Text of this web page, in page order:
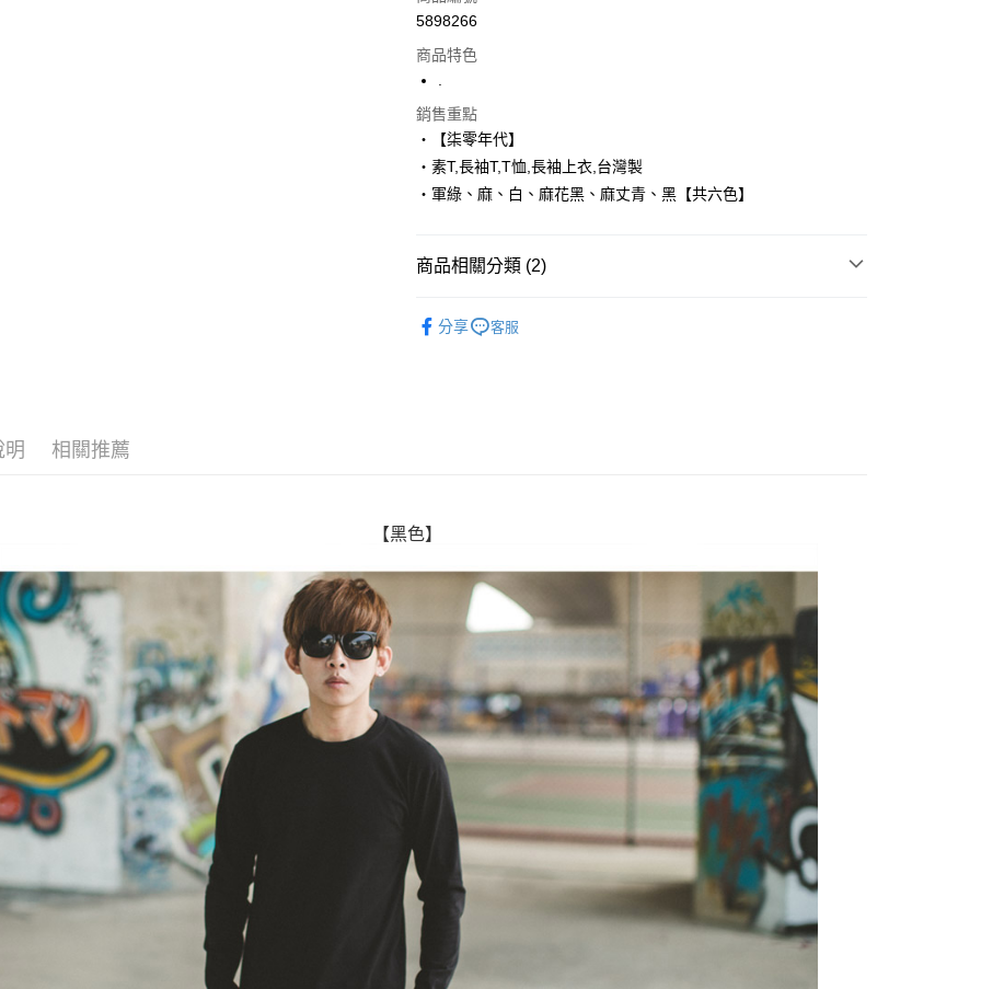
Apple Pay
悠遊付
AFTEE先享後付
【關於「AFTEE先享後付」】
３．收到繳費通知簡訊後14天內，點擊此簡訊中的連結，可透過四大超商
※ 請注意：結帳手續完成當下不需立刻繳費，但若您需要取消訂單，請聯
絡購買商品的店家。未經商家同意取消之訂單仍視為有效，需透過AFTEE
先享後付繳納相關費用。
※ 交易是否成功請以「AFTEE先享後付 」之結帳頁面顯示為準，若有關於
是否繳費成功／繳費後需取消欲退款等相關疑問，請聯繫「AFTEE先享後
付客戶支援中心」
https://netprotections.freshdesk.com/support/home
【注意事項】
１．透過由恩沛科技股份有限公司提供之「AFTEE先享後付」服務完成之
交易，需依本服務之必要範圍內提供個人資料，並將交易相關給付款項請
求債權轉讓予恩沛科技股份有限公司。
２．關於個人資料處理事宜，請瀏覽以下網址：
https://aftee.tw/terms/#terms3
３．未成年的使用者請事先徵得法定代理人或監護人之同意方可使用
「AFTEE先享後付」，若未經同意申辦者引起之損失，本公司不負相關責
４．使用「AFTEE先享後付」時，將依據個別帳號之用戶狀況，依本公司
即時審查核予不同之上限額度；若仍有額度不足之情形，本公司將視審查
５．嚴禁一人註冊多個帳號或使用他人資訊註冊。若發現惡意使用之情
形，恩沛科技股份有限公司將有權停止該用戶之使用額度並採取法律行
ATM付款
7-11付款取貨
每筆NT$80，滿NT$1,800(含以上)免運費
先付款後7-11取貨
每筆NT$80，滿NT$1,800(含以上)免運費
宅配
每筆NT$120，滿NT$3,000(含以上)免運費
5898266
商品特色
銷售重點
‧【柒零年代】
‧素T,長袖T,T恤,長袖上衣,台灣製
‧軍綠、麻、白、麻花黑、麻丈青、黑【共六色】
商品相關分類 (2)
分享 客服
明 相關推薦
【黑色】